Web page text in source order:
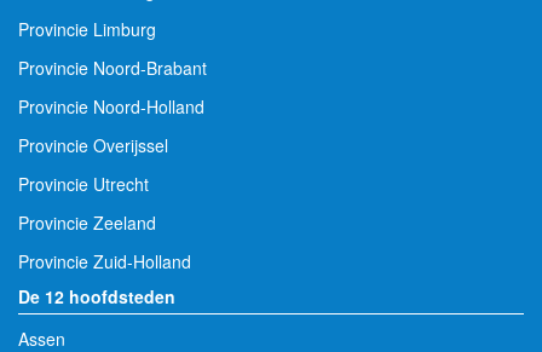
Provincie Limburg
Provincie Noord-Brabant
Provincie Noord-Holland
Provincie Overijssel
Provincie Utrecht
Provincie Zeeland
Provincie Zuid-Holland
De 12 hoofdsteden
Assen